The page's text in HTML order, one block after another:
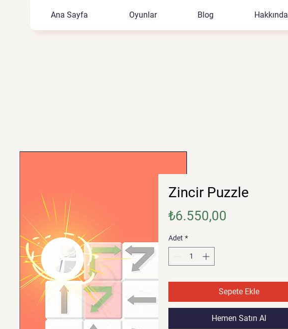
Ana Sayfa Oyunlar Blog Hakkında
Zincir Puzzle
₺6.550,00
Adet *
Sepete Ekle
Hemen Satın Al